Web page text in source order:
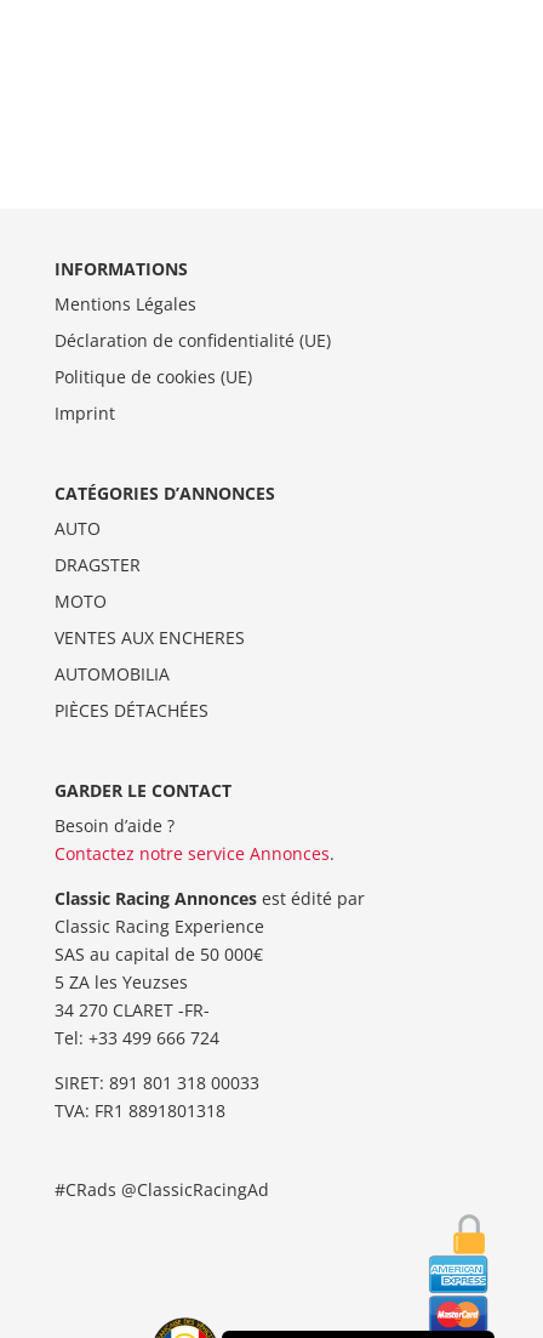
INFORMATIONS
Mentions Légales
Déclaration de confidentialité (UE)
Politique de cookies (UE)
Imprint
CATÉGORIES D’ANNONCES
AUTO
DRAGSTER
MOTO
VENTES AUX ENCHERES
AUTOMOBILIA
PIÈCES DÉTACHÉES
GARDER LE CONTACT
Besoin d’aide ?
Contactez notre service Annonces.
Classic Racing Annoncesest édité par
Classic Racing Experience
SAS au capital de 50 000€
5 ZA les Yeuzses
34 270 CLARET -FR-
Tel: ‭+33 499 666 724‬
SIRET: 891 801 318 00033
TVA: FR1 8891801318
#CRads @ClassicRacingAd